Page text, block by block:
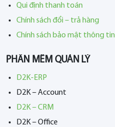
Qui định thanh toán
Chính sách đổi – trả hàng
Chính sách bảo mật thông tin
PHẦN MỀM QUẢN LÝ
D2K-ERP
D2K – Account
D2K – CRM
D2K – Office